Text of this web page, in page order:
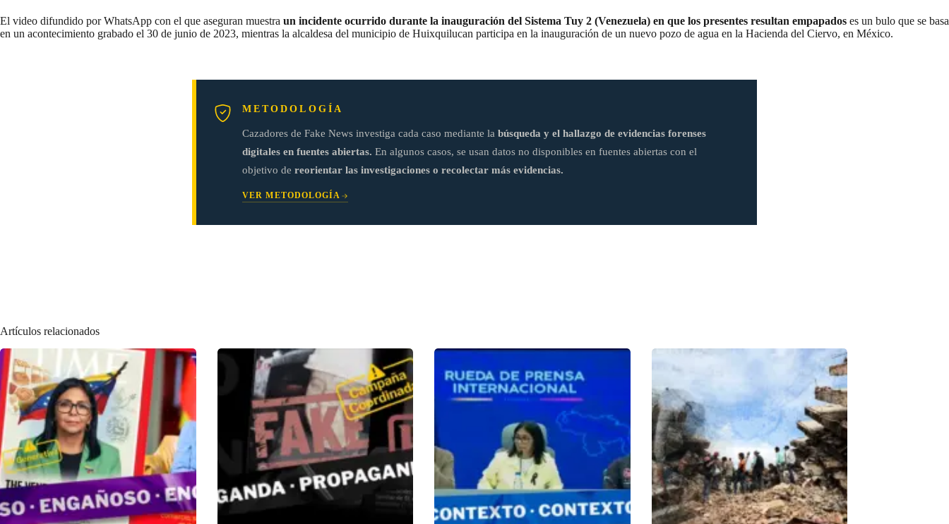
El video difundido por WhatsApp con el que aseguran muestra un incidente ocurrido durante la inauguración del Sistema Tuy 2 (Venezuela) en que los presentes resultan empapados es un bulo que se basa
en un acontecimiento grabado el 30 de junio de 2023, mientras la alcaldesa del municipio de Huixquilucan participa en la inauguración de un nuevo pozo de agua en la Hacienda del Ciervo, en México.
METODOLOGÍA
Cazadores de Fake News investiga cada caso mediante la búsqueda y el hallazgo de evidencias forenses
digitales en fuentes abiertas. En algunos casos, se usan datos no disponibles en fuentes abiertas con el
objetivo de reorientar las investigaciones o recolectar más evidencias.
VER METODOLOGÍA
Artículos relacionados